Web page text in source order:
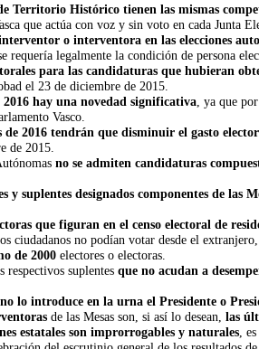
Territorio Histórico tienen las mismas
que actúa con voz y sin voto en cada Junta
o interventora en las elecciones
legalmente la condición de persona
para las candidaturas que hubieran
el 23 de diciembre de 2015.
2016 hay una novedad significativa , ya que
Vasco.
2016 tendrán que disminuir el gasto
de 2015.
no se admiten candidaturas
y suplentes designados componentes de las
que figuran en el censo electoral de
ciudadanos no podían votar desde el
de 2000 electores o electoras.
respectivos suplentes que no acudan a
lo introduce en la urna el Presidente o
de las Mesas son, si así lo desean, las
estatales son improrrogables y naturales ,